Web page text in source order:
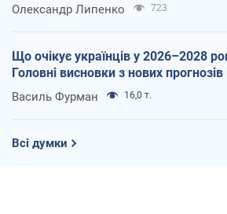
Олександр Липенко 723
Що очікує українців у 2026–2028
Головні висновки з нових
Василь Фурман 16,0 т.
Всі думки